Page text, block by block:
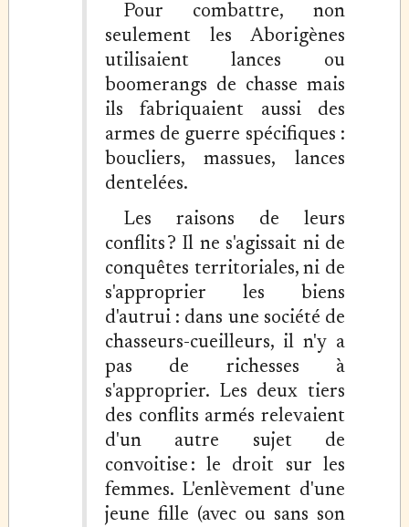
Pour combattre, non
seulement les Aborigènes
utilisaient lances ou
boomerangs de chasse mais
ils fabriquaient aussi des
armes de guerre spécifiques :
boucliers, massues, lances
dentelées.
Les raisons de leurs
conflits ? Il ne s'agissait ni de
conquêtes territoriales, ni de
s'approprier les biens
d'autrui : dans une société de
chasseurs-cueilleurs, il n'y a
pas de richesses à
s'approprier. Les deux tiers
des conflits armés relevaient
d'un autre sujet de
convoitise : le droit sur les
femmes. L'enlèvement d'une
jeune fille (avec ou sans son